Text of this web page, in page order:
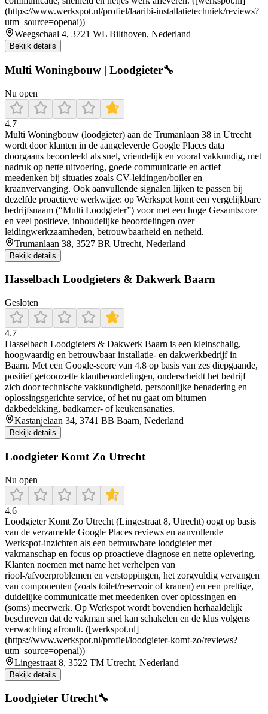
(https://www.werkspot.nl/profiel/laaribi-installatietechniek/reviews?
utm_source=openai))
Weegschaal 4, 3721 WL Bilthoven, Nederland
Bekijk details
Multi Woningbouw | Loodgieter🔧
Nu open
4.7
Multi Woningbouw (loodgieter) aan de Trumanlaan 38 in Utrecht
wordt door klanten in de aangeleverde Google Places data
doorgaans beoordeeld als snel, vriendelijk en vooral vakkundig, met
nadruk op nette uitvoering, goede communicatie en actief
meedenken bij situaties zoals CV-leidingen/boiler en
kraanvervanging. Ook aanvullende signalen lijken te passen bij
dezelfde proactieve werkwijze: op Werkspot komt een vergelijkbare
bedrijfsnaam (“Multi Loodgieter”) voor met een hoge Gesamtscore
en veel positieve, inhoudelijke beoordelingen over
leidingwerkzaamheden, betrouwbaarheid en netheid.
Trumanlaan 38, 3527 BR Utrecht, Nederland
Bekijk details
Hasselbach Loodgieters & Dakwerk Baarn
Gesloten
4.7
Hasselbach Loodgieters & Dakwerk Baarn is een kleinschalig,
hoogwaardig en betrouwbaar installatie- en dakwerkbedrijf in
Baarn. Met een Google-score van 4.8 op basis van zes diepgaande,
positief getoonzette klantbeoordelingen, onderscheidt het bedrijf
zich door technische vakkundigheid, persoonlijke benadering en
oplossingsgerichte service, of het nu gaat om bitumen
dakbedekking, badkamer- of keukensanaties.
Kastanjelaan 34, 3741 BB Baarn, Nederland
Bekijk details
Loodgieter Komt Zo Utrecht
Nu open
4.6
Loodgieter Komt Zo Utrecht (Lingestraat 8, Utrecht) oogt op basis
van de verzamelde Google Places reviews en aanvullende
Werkspot-inzichten als een betrouwbare loodgieter met
vakmanschap en focus op proactieve diagnose en nette oplevering.
Klanten noemen met name het verhelpen van
riool-/afvoerproblemen en verstoppingen, het zorgvuldig vervangen
van componenten (zoals toilet/reservoir of kranen) en een prettige,
duidelijke communicatie met meedenken over oplossingen en
(soms) meerwerk. Op Werkspot wordt bovendien herhaaldelijk
beschreven dat de vakman snel kan schakelen en de klus volgens
verwachting afrondt. ([werkspot.nl]
(https://www.werkspot.nl/profiel/loodgieter-komt-zo/reviews?
utm_source=openai))
Lingestraat 8, 3522 TM Utrecht, Nederland
Bekijk details
Loodgieter Utrecht🔧